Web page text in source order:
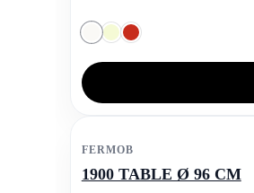
FERMOB
1900 TABLE Ø 96 CM